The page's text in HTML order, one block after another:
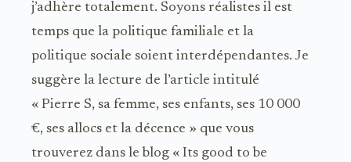
j’adhère totalement. Soyons réalistes il est
temps que la politique familiale et la
politique sociale soient interdépendantes. Je
suggère la lecture de l’article intitulé
« Pierre S, sa femme, ses enfants, ses 10 000
€, ses allocs et la décence » que vous
trouverez dans le blog « Its good to be